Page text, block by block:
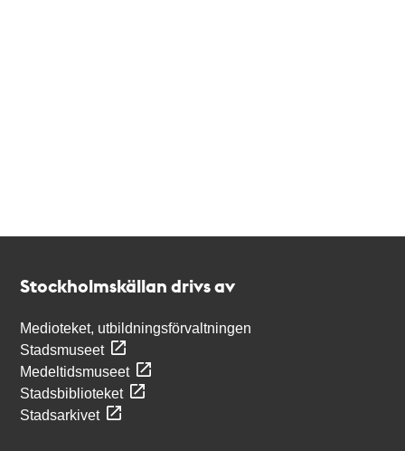
Stockholmskällan drivs av
Medioteket, utbildningsförvaltningen
Stadsmuseet
Medeltidsmuseet
Stadsbiblioteket
Stadsarkivet